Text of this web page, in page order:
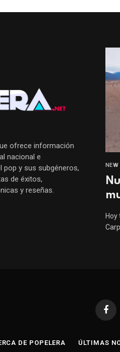
ofrece información
nacional e
pop y sus subgéneros,
de éxitos,
y reseñas.
NEW
Hoy
DE POPELERA ÚLTIMAS